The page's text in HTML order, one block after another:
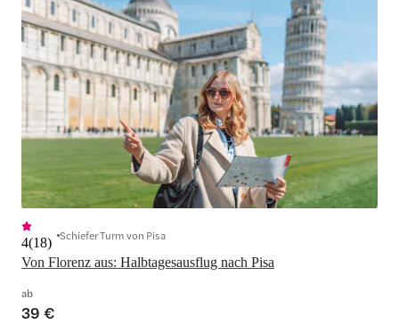
Von Florenz aus: Halbtagesausflug nach Pisa
4(18) Schiefer Turm von Pisa
ab
39 €